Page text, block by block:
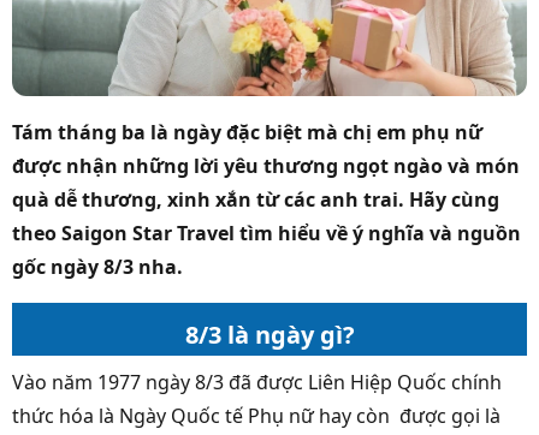
Tám tháng ba là ngày đặc biệt mà chị em phụ nữ
được nhận những lời yêu thương ngọt ngào và món
quà dễ thương, xinh xắn từ các anh trai. Hãy cùng
theo Saigon Star Travel tìm hiểu về ý nghĩa và nguồn
gốc ngày 8/3 nha.
8/3 là ngày gì?
Vào năm 1977 ngày 8/3 đã được Liên Hiệp Quốc chính
thức hóa là Ngày Quốc tế Phụ nữ hay còn được gọi là